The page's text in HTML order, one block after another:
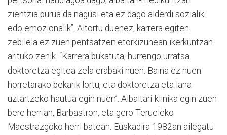
zientzia purua da nagusi eta ez dago alderdi sozialik
edo emozionalik”. Aitortu duenez, karrera egiten
zebilela ez zuen pentsatzen etorkizunean ikerkuntzan
arituko zenik. “Karrera bukatuta, hurrengo urratsa
doktoretza egitea zela erabaki nuen. Baina ez nuen
horretarako bekarik lortu, eta doktoretza eta lana
uztartzeko hautua egin nuen”. Albaitari-klinika egin zuen
bere herrian, Barbastron, eta gero Terueleko
Maestrazgoko herri batean. Euskadira 1982an ailegatu